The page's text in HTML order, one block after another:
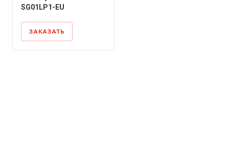
SG01LP1-EU
ЗАКАЗАТЬ